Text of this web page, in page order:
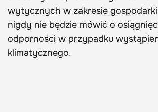
wytycznych w zakresie
nigdy nie będzie mówić o
odporności w przypadku
klimatycznego.